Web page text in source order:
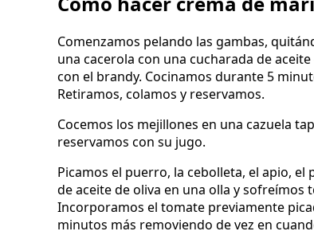
Comenzamos pelando las gambas,
una cacerola con una cucharada de
con el brandy. Cocinamos durante 5
Retiramos, colamos y reservamos.
Cocemos los mejillones en una cazuela
reservamos con su jugo.
Picamos el puerro, la cebolleta, el apio,
de aceite de oliva en una olla y
Incorporamos el tomate previamente
minutos más removiendo de vez en